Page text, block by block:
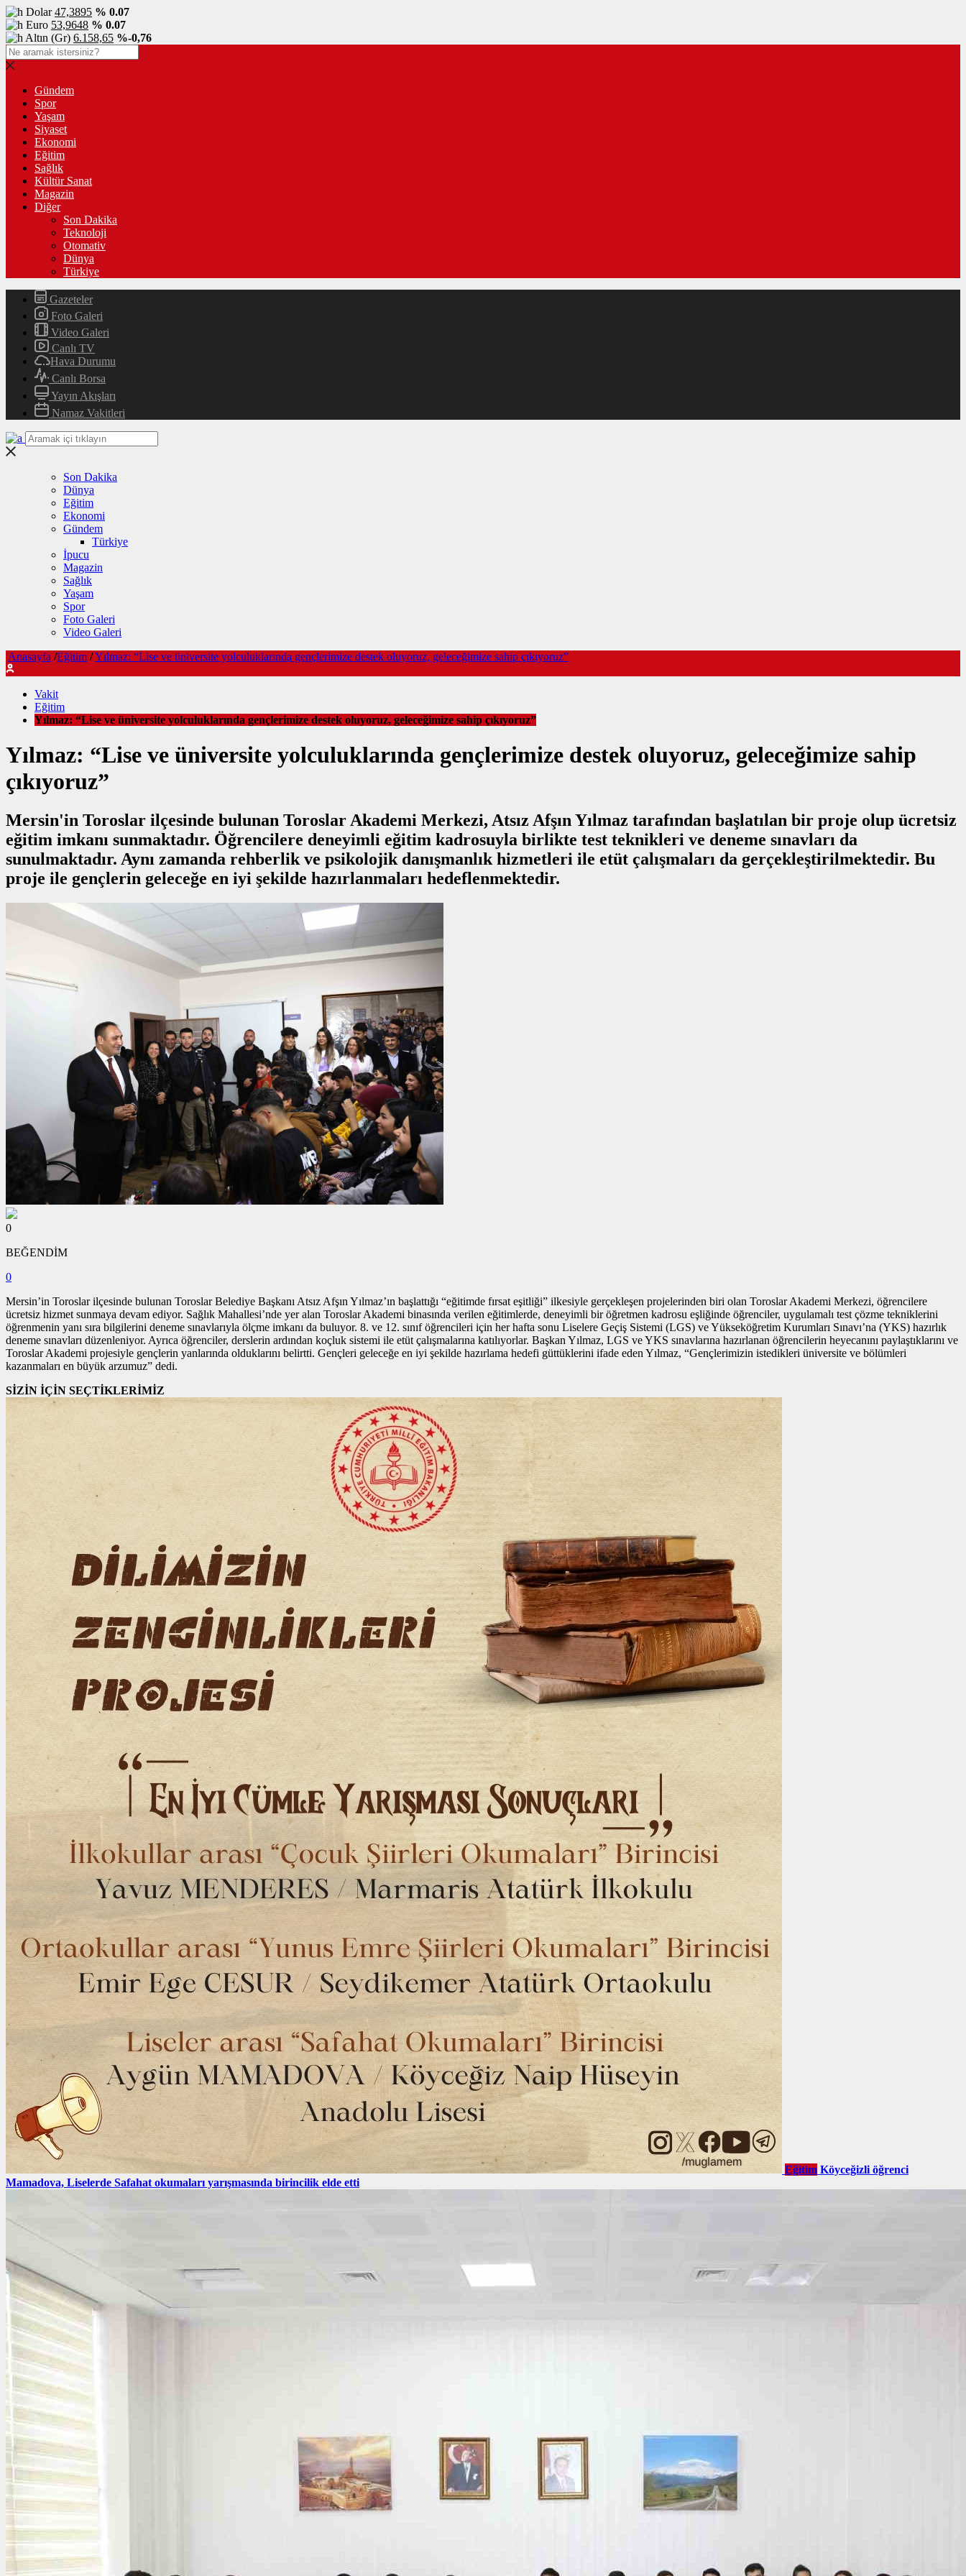
Dolar47,3895 % 0.07
Euro 53,9648 % 0.07
Altın (Gr) 6.158,65 %-0,76
Gündem
Spor
Yaşam
Siyaset
Ekonomi
Eğitim
Sağlık
Kültür Sanat
Magazin
Diğer
Son Dakika
Teknoloji
Otomativ
Dünya
Türkiye
Gazeteler
Foto Galeri
Video Galeri
Canlı TV
Hava Durumu
Canlı Borsa
Yayın Akışları
Namaz Vakitleri
Son Dakika
Dünya
Eğitim
Ekonomi
Gündem
Türkiye
İpucu
Magazin
Sağlık
Yaşam
Spor
Foto Galeri
Video Galeri
Anasayfa /Eğitim /Yılmaz: “Lise ve üniversite yolculuklarında gençlerimize destek oluyoruz, geleceğimize sahip çıkıyoruz”
Vakit
Eğitim
Yılmaz: “Lise ve üniversite yolculuklarında gençlerimize destek oluyoruz, geleceğimize sahip çıkıyoruz”
Yılmaz: “Lise ve üniversite yolculuklarında gençlerimize destek oluyoruz, geleceğimize sahip
çıkıyoruz”
Mersin'in Toroslar ilçesinde bulunan Toroslar Akademi Merkezi, Atsız Afşın Yılmaz tarafından başlatılan bir proje olup ücretsiz
eğitim imkanı sunmaktadır. Öğrencilere deneyimli eğitim kadrosuyla birlikte test teknikleri ve deneme sınavları da
sunulmaktadır. Aynı zamanda rehberlik ve psikolojik danışmanlık hizmetleri ile etüt çalışmaları da gerçekleştirilmektedir. Bu
proje ile gençlerin geleceğe en iyi şekilde hazırlanmaları hedeflenmektedir.
0
BEĞENDİM
0
Mersin’in Toroslar ilçesinde bulunan Toroslar Belediye Başkanı Atsız Afşın Yılmaz’ın başlattığı “eğitimde fırsat eşitliği” ilkesiyle gerçekleşen projelerinden biri olan Toroslar Akademi Merkezi, öğrencilere
ücretsiz hizmet sunmaya devam ediyor. Sağlık Mahallesi’nde yer alan Toroslar Akademi binasında verilen eğitimlerde, deneyimli bir öğretmen kadrosu eşliğinde öğrenciler, uygulamalı test çözme tekniklerini
öğrenmenin yanı sıra bilgilerini deneme sınavlarıyla ölçme imkanı da buluyor. 8. ve 12. sınıf öğrencileri için her hafta sonu Liselere Geçiş Sistemi (LGS) ve Yükseköğretim Kurumları Sınavı’na (YKS) hazırlık
deneme sınavları düzenleniyor. Ayrıca öğrenciler, derslerin ardından koçluk sistemi ile etüt çalışmalarına katılıyorlar. Başkan Yılmaz, LGS ve YKS sınavlarına hazırlanan öğrencilerin heyecanını paylaştıklarını ve
Toroslar Akademi projesiyle gençlerin yanlarında olduklarını belirtti. Gençleri geleceğe en iyi şekilde hazırlama hedefi güttüklerini ifade eden Yılmaz, “Gençlerimizin istedikleri üniversite ve bölümleri
kazanmaları en büyük arzumuz” dedi.
SİZİN İÇİN SEÇTİKLERİMİZ
Eğitim Köyceğizli öğrenci
Mamadova, Liselerde Safahat okumaları yarışmasında birincilik elde etti